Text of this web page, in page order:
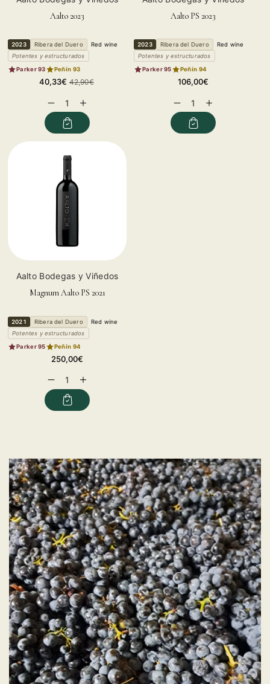
Aalto 2023
2023 Ribera del Duero
Red wine
Potentes y estructurados
Parker 93
Peñín 93
Sale
40,33€ Regular
42,90€
Decrease
quantity
Increase
quantity
for
Aalto PS 2023
2023 Ribera del Duero
Red wine
Potentes y estructurados
Parker 95
Peñín 94
Regular
106,00€
Decrease
quantity
Increase
quantity
for
Vendor:
Aalto Bodegas y Viñedos
Magnum Aalto PS 2021
2021 Ribera del Duero
Red wine
Potentes y estructurados
Parker 95
Peñín 94
Regular
250,00€
Decrease
quantity
Increase
quantity
for